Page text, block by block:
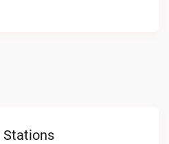
Stations